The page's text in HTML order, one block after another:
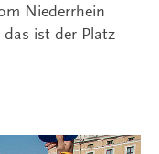
Niederrhein
ist der Platz